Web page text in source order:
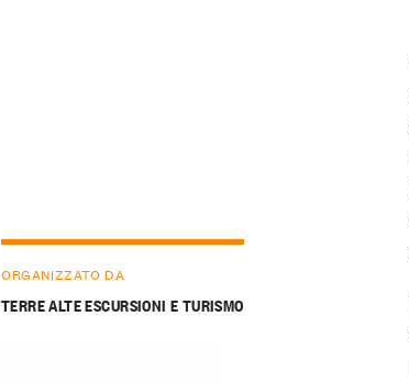
ORGANIZZATO DA
TERRE ALTE ESCURSIONI E TURISMO